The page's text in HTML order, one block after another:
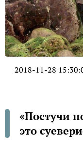
2018-11-28
«Постучи
это